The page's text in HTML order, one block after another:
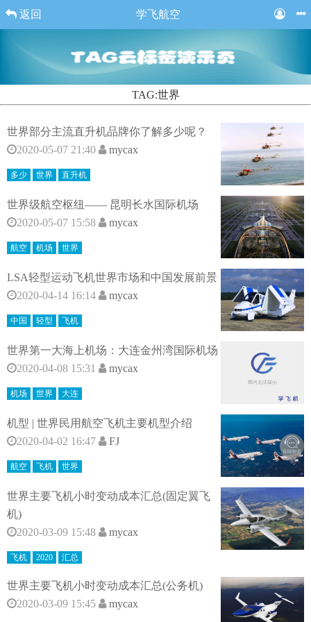
返回 学飞航空
TAG:世界
世界部分主流直升机品牌你了解多少呢？
2020-05-07 21:40
mycax
多少 世界 直升机
世界级航空枢纽—— 昆明长水国际机场
2020-05-07 15:58
mycax
航空 机场 世界
LSA轻型运动飞机世界市场和中国发展前景
2020-04-14 16:14
mycax
中国 轻型 飞机
世界第一大海上机场：大连金州湾国际机场
2020-04-08 15:31
mycax
机场 世界 大连
机型 | 世界民用航空飞机主要机型介绍
2020-04-02 16:47
FJ
航空 飞机 世界
世界主要飞机小时变动成本汇总(固定翼飞
机)
2020-03-09 15:48
mycax
飞机 2020 汇总
世界主要飞机小时变动成本汇总(公务机)
2020-03-09 15:45
mycax